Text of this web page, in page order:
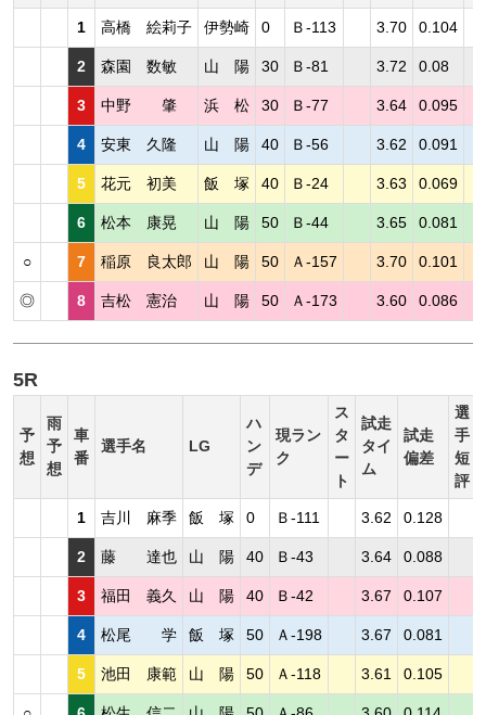
1 高橋 絵莉子 伊勢崎 0 Ｂ-113 3.70 0.104
2 森園 数敏 山 陽 30 Ｂ-81 3.72 0.08
3 中野 肇 浜 松 30 Ｂ-77 3.64 0.095
4 安東 久隆 山 陽 40 Ｂ-56 3.62 0.091
5 花元 初美 飯 塚 40 Ｂ-24 3.63 0.069
6 松本 康晃 山 陽 50 Ｂ-44 3.65 0.081
○ 7 稲原 良太郎 山 陽 50 Ａ-157 3.70 0.101
◎ 8 吉松 憲治 山 陽 50 Ａ-173 3.60 0.086
5R
予
想
雨
予
想
車
番
選手名 LG
ハ
ン
デ
現ラン
ク
ス
タ
ー
ト
試走
タイ
ム
試走
偏差
選
手
短
評
1 吉川 麻季 飯 塚 0 Ｂ-111 3.62 0.128
2 藤 達也 山 陽 40 Ｂ-43 3.64 0.088
3 福田 義久 山 陽 40 Ｂ-42 3.67 0.107
4 松尾 学 飯 塚 50 Ａ-198 3.67 0.081
5 池田 康範 山 陽 50 Ａ-118 3.61 0.105